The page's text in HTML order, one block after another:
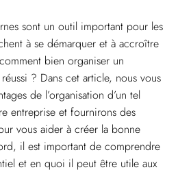
sont un outil important pour les
à se démarquer et à accroître
bien organiser un
? Dans cet article, nous vous
de l’organisation d’un tel
entreprise et fournirons des
vous aider à créer la bonne
il est important de comprendre
et en quoi il peut être utile aux